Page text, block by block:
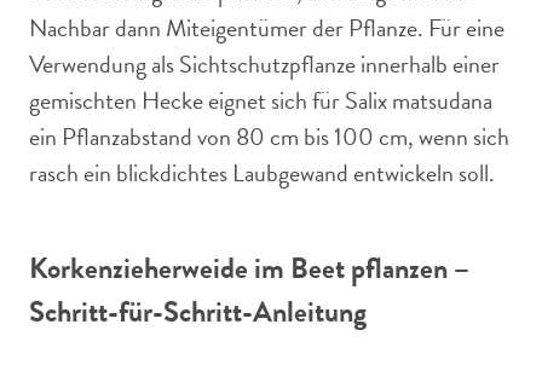
Nachbar dann Miteigentümer der Pflanze. Für eine
Verwendung als Sichtschutzpflanze innerhalb einer
gemischten Hecke eignet sich für Salix matsudana
ein Pflanzabstand von 80 cm bis 100 cm, wenn sich
rasch ein blickdichtes Laubgewand entwickeln soll.
Korkenzieherweide im Beet pflanzen –
Schritt-für-Schritt-Anleitung